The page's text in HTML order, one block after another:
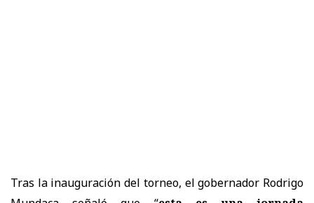
Tras la inauguración del torneo, el gobernador Rodrigo